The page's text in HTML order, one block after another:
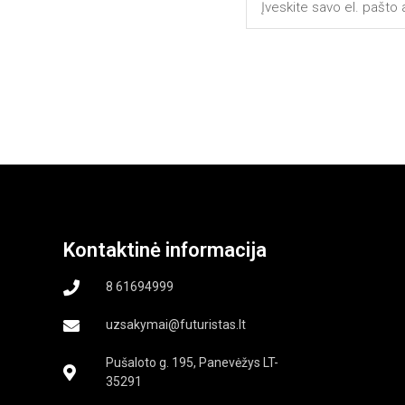
Kontaktinė informacija
8 61694999
uzsakymai@futuristas.lt
Pušaloto g. 195, Panevėžys LT-
35291